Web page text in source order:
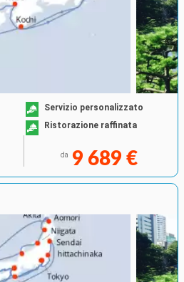
Servizio personalizzato
Ristorazione raffinata
da 9 689 €